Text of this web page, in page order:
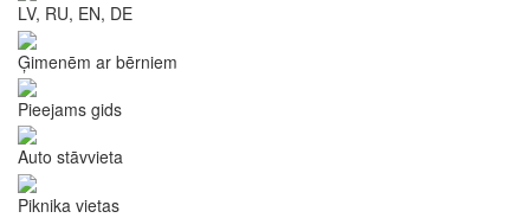
LV, RU, EN, DE
Ģimenēm ar bērniem
Pieejams gids
Auto stāvvieta
Piknika vietas